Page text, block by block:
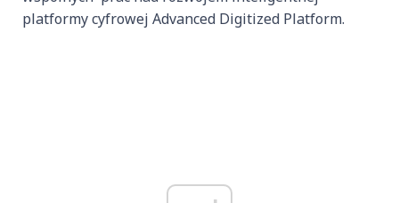
platformy cyfrowej Advanced Digitized Platform.